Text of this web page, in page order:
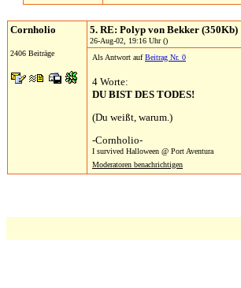
Cornholio
2406 Beiträge
5. RE: Polyp von Bekker (350Kb)
26-Aug-02, 19:16 Uhr ()
Als Antwort aufBeitrag Nr. 0
4 Worte:
DU BIST DES TODES!
(Du weißt, warum.)
-Cornholio-
I survived Halloween @ Port Aventura
Moderatoren benachrichtigen